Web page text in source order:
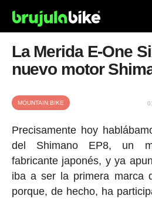
La Merida E-One
nuevo motor
MOUNTAIN BIKE
Precisamente hoy
del Shimano EP8, un
fabricante japonés, y ya
iba a ser la primera marca
porque, de hecho, ha